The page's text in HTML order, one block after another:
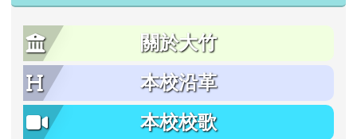
關於大竹
本校沿革
本校校歌